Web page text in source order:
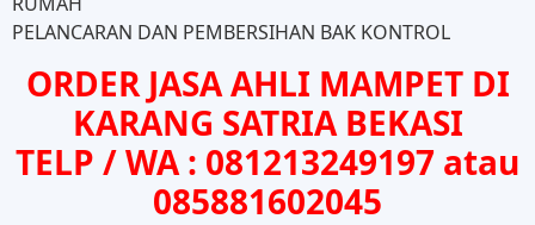
PELANCARAN DAN PEMBERSIHAN BAK KONTROL
ORDER JASA AHLI MAMPET DI
KARANG SATRIA BEKASI
TELP / WA : 081213249197 atau
085881602045